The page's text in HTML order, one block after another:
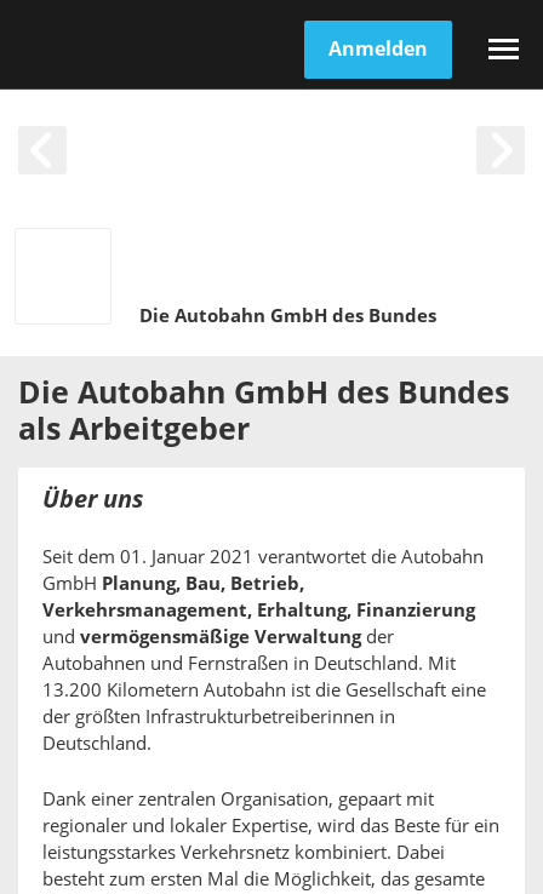
Anmelden
Die Autobahn GmbH des Bundes
Die Autobahn GmbH des Bundes
als Arbeitgeber
Über uns
Seit dem 01. Januar 2021 verantwortet die Autobahn
GmbH Planung, Bau, Betrieb,
Verkehrsmanagement, Erhaltung, Finanzierung
und vermögensmäßige Verwaltungder
Autobahnen und Fernstraßen in Deutschland. Mit
13.200 Kilometern Autobahn ist die Gesellschaft eine
der größten Infrastrukturbetreiberinnen in
Deutschland.
Dank einer zentralen Organisation, gepaart mit
regionaler und lokaler Expertise, wird das Beste für ein
leistungsstarkes Verkehrsnetz kombiniert. Dabei
besteht zum ersten Mal die Möglichkeit, das gesamte